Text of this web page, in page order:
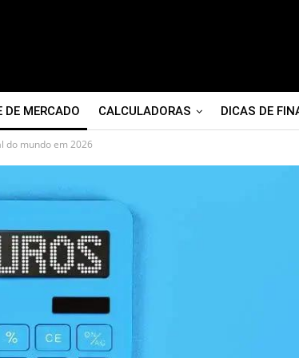
DE MERCADO CALCULADORAS DICAS DE
do mundo em 2026